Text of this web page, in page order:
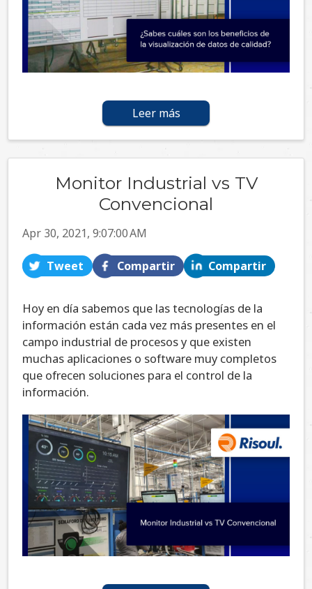
Leer más
Monitor Industrial vs TV
Convencional
Apr 30, 2021, 9:07:00 AM
Tweet Compartir Compartir
Hoy en día sabemos que las tecnologías de la
información están cada vez más presentes en el
campo industrial de procesos y que existen
muchas aplicaciones o software muy completos
que ofrecen soluciones para el control de la
información.